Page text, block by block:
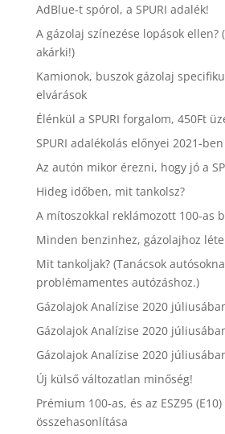
AdBlue-t spórol, a SPURI adalék!
A gázolaj színezése lopások ellen?
akárki!)
Kamionok, buszok gázolaj
elvárások
Élénkül a SPURI forgalom, 450Ft
SPURI adalékolás előnyei 2021-ben
Az autón mikor érezni, hogy jó a
Hideg időben, mit tankolsz?
A mítoszokkal reklámozott 100-as
Minden benzinhez, gázolajhoz
Mit tankoljak? (Tanácsok
problémamentes autózáshoz.)
Gázolajok Analízise 2020
Gázolajok Analízise 2020
Gázolajok Analízise 2020
Új külső változatlan minőség!
Prémium 100-as, és az ESZ95
összehasonlítása